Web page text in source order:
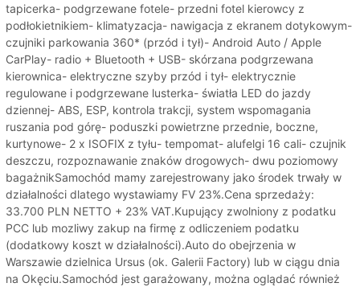
tapicerka- podgrzewane fotele- przedni fotel kierowcy z
podłokietnikiem- klimatyzacja- nawigacja z ekranem dotykowym-
czujniki parkowania 360* (przód i tył)- Android Auto / Apple
CarPlay- radio + Bluetooth + USB- skórzana podgrzewana
kierownica- elektryczne szyby przód i tył- elektrycznie
regulowane i podgrzewane lusterka- światła LED do jazdy
dziennej- ABS, ESP, kontrola trakcji, system wspomagania
ruszania pod górę- poduszki powietrzne przednie, boczne,
kurtynowe- 2 x ISOFIX z tyłu- tempomat- alufelgi 16 cali- czujnik
deszczu, rozpoznawanie znaków drogowych- dwu poziomowy
bagażnikSamochód mamy zarejestrowany jako środek trwały w
działalności dlatego wystawiamy FV 23%.Cena sprzedaży:
33.700 PLN NETTO + 23% VAT.Kupujący zwolniony z podatku
PCC lub mozliwy zakup na firmę z odliczeniem podatku
(dodatkowy koszt w działalności).Auto do obejrzenia w
Warszawie dzielnica Ursus (ok. Galerii Factory) lub w ciągu dnia
na Okęciu.Samochód jest garażowany, można oglądać również